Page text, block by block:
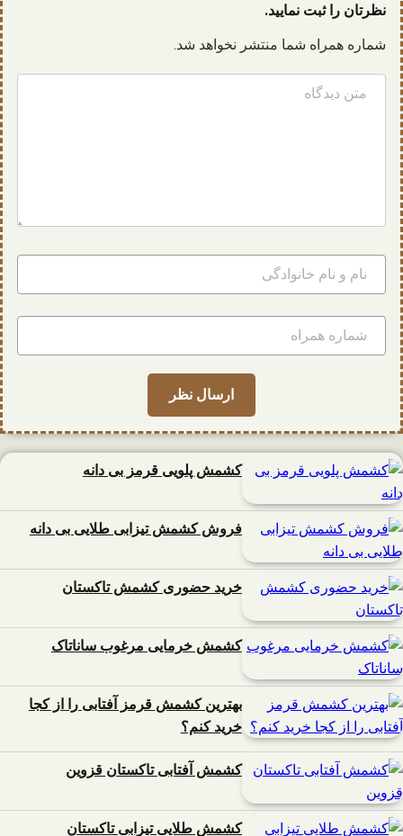
نظرتان را ثبت نمایید.
شماره همراه شما منتشر نخواهد شد.
کشمش پلویی قرمز بی دانه
فروش کشمش تیزابی طلایی بی دانه
خرید حضوری کشمش تاکستان
کشمش خرمایی مرغوب ساناتاک
بهترین کشمش قرمز آفتابی را از کجا
خرید کنم؟
کشمش آفتابی تاکستان قزوین
کشمش طلایی تیزابی تاکستان